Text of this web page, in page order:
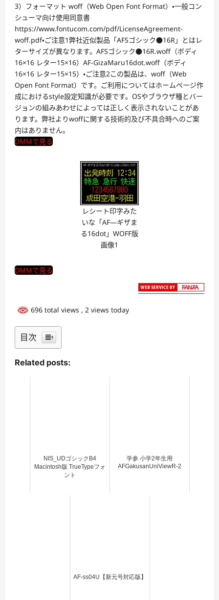
3）フォーマット woff（Web Open Font Format）・一般コン
シューマ向け使用同意書
https://www.fontucom.com/pdf/LicenseAgreement-
woff.pdf・ご注意1弊社近似製品「AFSゴシック●16R」とはレ
ターサイズが異なります。AFSゴシック●16R.woff（ボディ
16×16 レター15×16）AF-GizaMaru16dot.woff（ボディ
16×16 レター15×15）・ご注意2この製品は、woff（Web
Open Font Format）です。ご利用についてはホームページ作
成におけるstyle設定知識が必要です。OSやブラウザ種とバー
ジョンの組みあわせによっては正しく表示されないことがあ
ります。弊社よりwoffに関する技術的及び不具合時へのご案
内はありません。
DMMで見る
レシート印字みた
いな「AF―ギザま
る16dot」WOFF版
画像1
DMMで見る
696 total views , 2 views today
目次
Related posts:
NIS_UDゴシックB4
Macintosh版 TrueTypeフォ
ント
学参 小学2年生用
AFGakusanUniViewR-2
AF-ss04U【新元号対応版】